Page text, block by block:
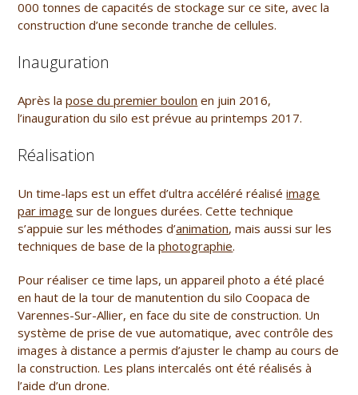
000 tonnes de capacités de stockage sur ce site, avec la
construction d’une seconde tranche de cellules.
Inauguration
Après lapose du premier boulon en juin 2016,
l’inauguration du silo est prévue au printemps 2017.
Réalisation
Untime-laps est un effet d’ultra accéléré réaliséimage
par image sur de longues durées. Cette technique
s’appuie sur les méthodes d’animation, mais aussi sur les
techniques de base de laphotographie.
Pour réaliser ce time laps, un appareil photo a été placé
en haut de la tour de manutention du silo Coopaca de
Varennes-Sur-Allier, en face du site de construction. Un
système de prise de vue automatique, avec contrôle des
images à distance a permis d’ajuster le champ au cours de
la construction. Les plans intercalés ont été réalisés à
l’aide d’un drone.